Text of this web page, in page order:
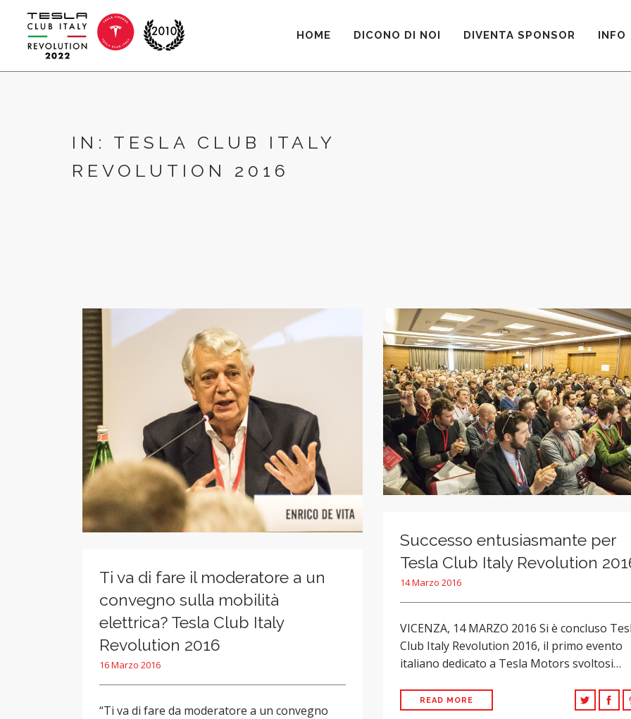
HOME DICONO DI NOI DIVENTA SPONSOR INFO
IN: TESLA CLUB ITALY
REVOLUTION 2016
Ti va di fare il moderatore a un
convegno sulla mobilità
elettrica? Tesla Club Italy
Revolution 2016
16 Marzo 2016
“Ti va di fare da moderatore a un convegno
Successo entusiasmante per
Tesla Club Italy Revolution
14 Marzo 2016
VICENZA, 14 MARZO 2016 Si è concluso
Club Italy Revolution 2016, il primo evento
italiano dedicato a Tesla Motors svoltosi…
READ MORE